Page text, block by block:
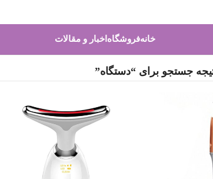
خانهفروشگاه اخبار و مقالات
جستجو برای “دستگاه”